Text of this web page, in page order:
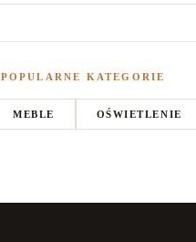
POPULARNE KATEGORIE
MEBLE OŚWIETLENIE